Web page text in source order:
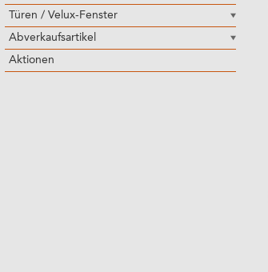
Türen / Velux-Fenster
Abverkaufsartikel
Aktionen